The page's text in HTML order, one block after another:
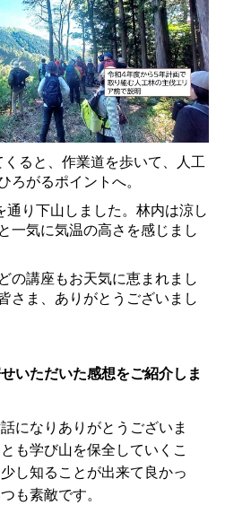
ると、作業道を歩いて、人工
がるポイントへ。
り下山しました。林内は涼し
一気に気温の高さを感じまし
の講座もお天気に恵まれまし
さま、ありがとうございまし
いただいた感想をご紹介しま
になりありがとうございま
も学び山を保全していくこ
し知ることが出来て良かっ
も素敵です。